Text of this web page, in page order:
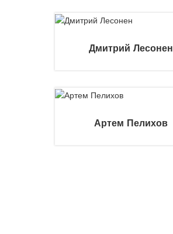
Дмитрий Лесонен
Артем Пелихов